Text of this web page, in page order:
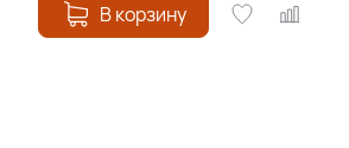
В корзину